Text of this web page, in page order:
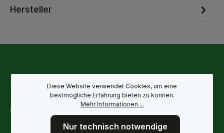
Hersteller
Service-Hotline
Rechtliche Hinweise
Diese Website verwendet Cookies, um eine
bestmögliche Erfahrung bieten zu können.
Mehr Informationen ...
Nur technisch notwendige